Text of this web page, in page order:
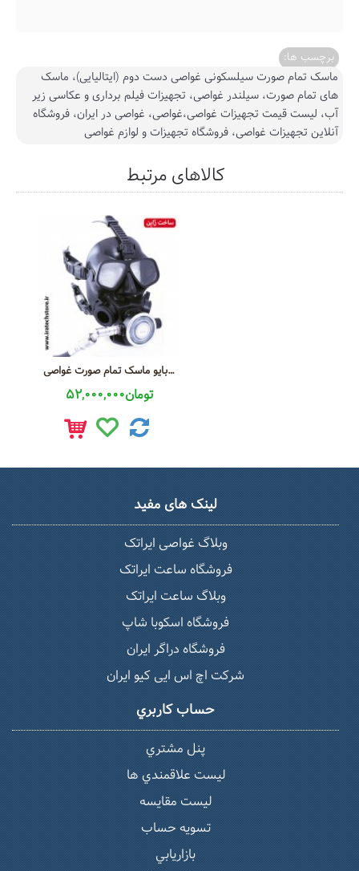
برچسب ها:
ماسک تمام صورت سیلسکونی غواصی دست دوم (ایتالیایی)، ماسک
های تمام صورت، سیلندر غواصی، تجهیزات فیلم برداری و عکاسی زیر
آب، لیست قیمت تجهیزات غواصی،غواصی، غواصی در ایران، فروشگاه
آنلاین تجهیزات غواصی، فروشگاه تجهیزات و لوازم غواصی
کالاهای مرتبط
بایو ماسک تمام صورت غواصی Diving Bio Full Face Mask
52,000,000تومان
لینک های مفید
وبلاگ غواصی ایراتک
فروشگاه ساعت ایراتک
وبلاگ ساعت ایراتک
فروشگاه اسکوبا شاپ
فروشگاه دراگر ایران
شرکت اچ اس ایی کیو ایران
حساب كاربري
پنل مشتري
ليست علاقمندي ها
لیست مقایسه
تسويه حساب
بازاريابي